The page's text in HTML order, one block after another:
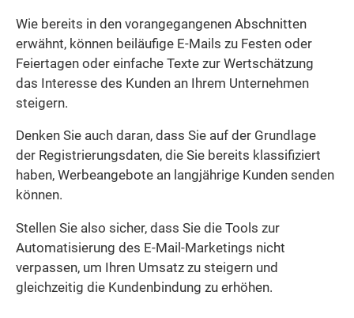
Wie bereits in den vorangegangenen Abschnitten
erwähnt, können beiläufige E-Mails zu Festen oder
Feiertagen oder einfache Texte zur Wertschätzung
das Interesse des Kunden an Ihrem Unternehmen
steigern.
Denken Sie auch daran, dass Sie auf der Grundlage
der Registrierungsdaten, die Sie bereits klassifiziert
haben, Werbeangebote an langjährige Kunden senden
können.
Stellen Sie also sicher, dass Sie die Tools zur
Automatisierung des E-Mail-Marketings nicht
verpassen, um Ihren Umsatz zu steigern und
gleichzeitig die Kundenbindung zu erhöhen.